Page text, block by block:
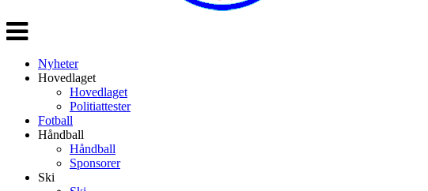
Veksle
navigasjon
Nyheter
Hovedlaget
Hovedlaget
Politiattester
Fotball
Håndball
Håndball
Sponsorer
Ski